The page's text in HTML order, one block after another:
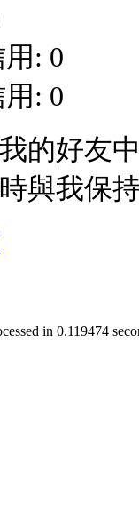
: 0
: 0
的好友
與我保
in 0.119474